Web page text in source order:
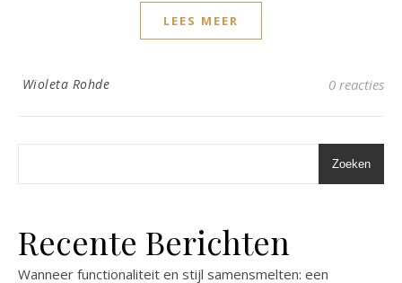
LEES MEER
Wioleta Rohde 0 reacties
Zoeken
Recente Berichten
Wanneer functionaliteit en stijl samensmelten: een